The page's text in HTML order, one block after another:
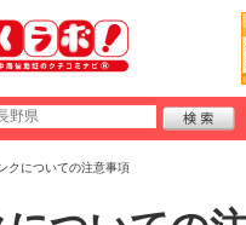
クについての注意事項